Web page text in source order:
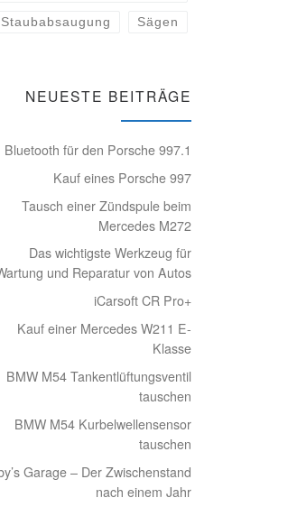
Staubabsaugung Sägen
NEUESTE BEITRÄGE
Bluetooth für den Porsche 997.1
Kauf eines Porsche 997
Tausch einer Zündspule beim
Mercedes M272
Das wichtigste Werkzeug für
und Reparatur von Autos
iCarsoft CR Pro+
Kauf einer Mercedes W211 E-
Klasse
BMW M54 Tankentlüftungsventil
tauschen
BMW M54 Kurbelwellensensor
tauschen
Garage – Der Zwischenstand
nach einem Jahr